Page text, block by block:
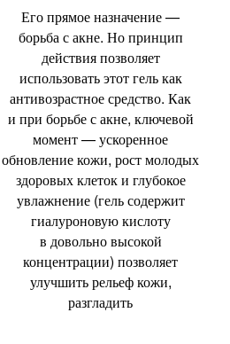
Его прямое назначение —
борьба с акне. Но принцип
действия позволяет
использовать этот гель как
антивозрастное средство. Как
и при борьбе с акне, ключевой
момент — ускоренное
обновление кожи, рост молодых
здоровых клеток и глубокое
увлажнение (гель содержит
гиалуроновую кислоту
в довольно высокой
концентрации) позволяет
улучшить рельеф кожи,
разгладить